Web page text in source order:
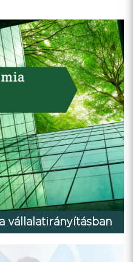
vállalatirányításban